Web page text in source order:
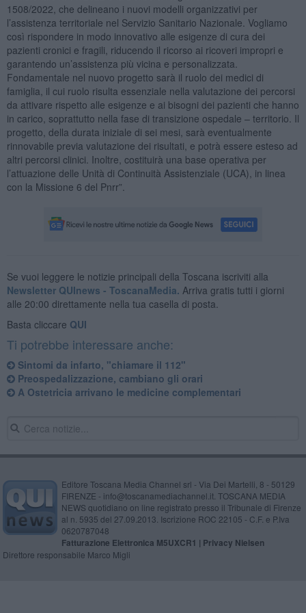
1508/2022, che delineano i nuovi modelli organizzativi per
l’assistenza territoriale nel Servizio Sanitario Nazionale. Vogliamo
così rispondere in modo innovativo alle esigenze di cura dei
pazienti cronici e fragili, riducendo il ricorso ai ricoveri impropri e
garantendo un’assistenza più vicina e personalizzata.
Fondamentale nel nuovo progetto sarà il ruolo dei medici di
famiglia, il cui ruolo risulta essenziale nella valutazione dei percorsi
da attivare rispetto alle esigenze e ai bisogni dei pazienti che hanno
in carico, soprattutto nella fase di transizione ospedale – territorio. Il
progetto, della durata iniziale di sei mesi, sarà eventualmente
rinnovabile previa valutazione dei risultati, e potrà essere esteso ad
altri percorsi clinici. Inoltre, costituirà una base operativa per
l’attuazione delle Unità di Continuità Assistenziale (UCA), in linea
con la Missione 6 del Pnrr”.
Se vuoi leggere le notizie principali della Toscana iscriviti alla
Newsletter QUInews - ToscanaMedia. Arriva gratis tutti i giorni
alle 20:00 direttamente nella tua casella di posta.
Basta cliccare QUI
Ti potrebbe interessare anche:
Sintomi da infarto, "chiamare il 112"
Preospedalizzazione, cambiano gli orari
A Ostetricia arrivano le medicine complementari
Editore Toscana Media Channel srl - Via Dei Martelli, 8 - 50129
FIRENZE - info@toscanamediachannel.it. TOSCANA MEDIA
NEWS quotidiano on line registrato presso il Tribunale di Firenze
al n. 5935 del 27.09.2013. Iscrizione ROC 22105 - C.F. e P.Iva
0620787048
Fatturazione Elettronica M5UXCR1 | Privacy Nielsen
Direttore responsabile Marco Migli